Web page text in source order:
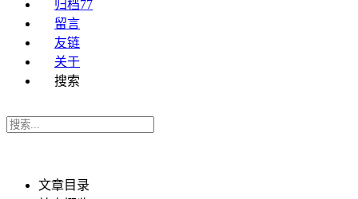
归档77
留言
友链
关于
搜索
文章目录